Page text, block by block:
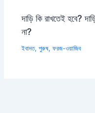
দাড়ি কি রাখতেই হবে?
না?
ইবাদত,পুরুষ,ফরজ-ওয়াজিব